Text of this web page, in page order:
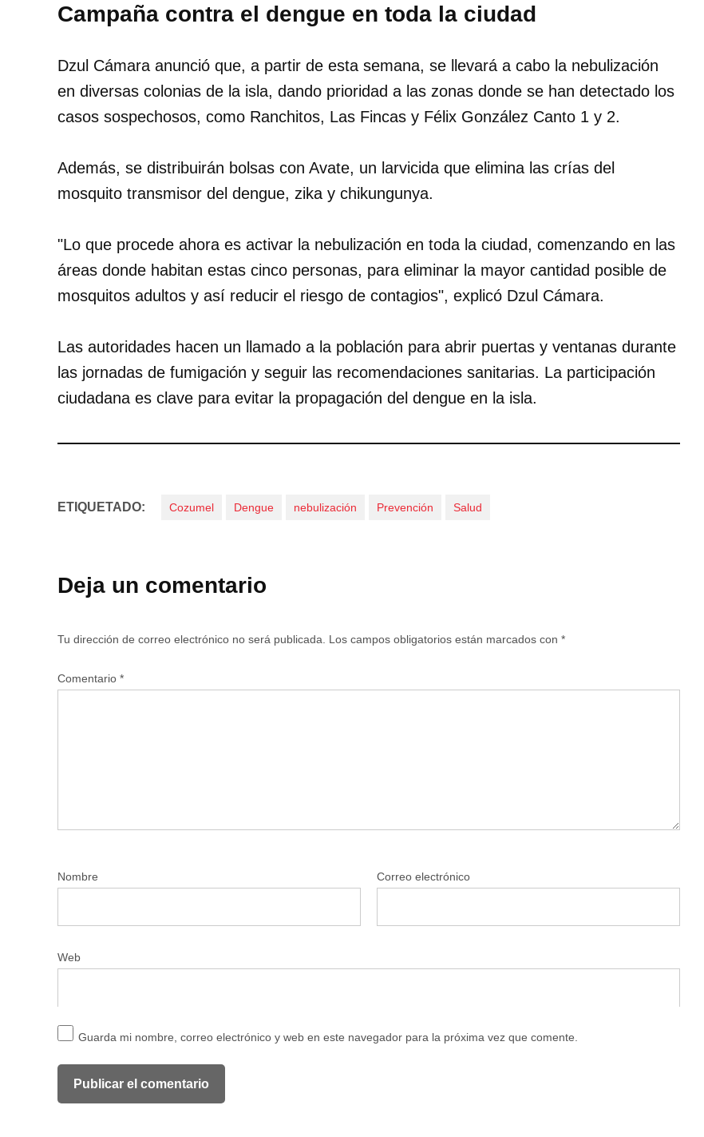
Campaña contra el dengue en toda la ciudad
Dzul Cámara anunció que, a partir de esta semana, se llevará a cabo la nebulización
en diversas colonias de la isla, dando prioridad a las zonas donde se han detectado los
casos sospechosos, como Ranchitos, Las Fincas y Félix González Canto 1 y 2.
Además, se distribuirán bolsas con Avate, un larvicida que elimina las crías del
mosquito transmisor del dengue, zika y chikungunya.
"Lo que procede ahora es activar la nebulización en toda la ciudad, comenzando en las
áreas donde habitan estas cinco personas, para eliminar la mayor cantidad posible de
mosquitos adultos y así reducir el riesgo de contagios", explicó Dzul Cámara.
Las autoridades hacen un llamado a la población para abrir puertas y ventanas durante
las jornadas de fumigación y seguir las recomendaciones sanitarias. La participación
ciudadana es clave para evitar la propagación del dengue en la isla.
ETIQUETADO: Cozumel Dengue nebulización Prevención Salud
Deja un comentario
Tu dirección de correo electrónico no será publicada. Los campos obligatorios están marcados con *
Comentario *
Nombre Correo electrónico
Web
Guarda mi nombre, correo electrónico y web en este navegador para la próxima vez que comente.